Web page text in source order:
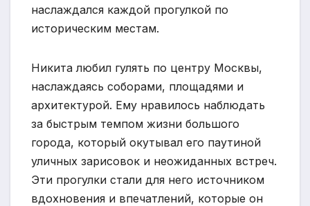
наслаждался каждой прогулкой по
историческим местам.
Никита любил гулять по центру Москвы,
наслаждаясь соборами, площадями и
архитектурой. Ему нравилось наблюдать
за быстрым темпом жизни большого
города, который окутывал его паутиной
уличных зарисовок и неожиданных встреч.
Эти прогулки стали для него источником
вдохновения и впечатлений, которые он